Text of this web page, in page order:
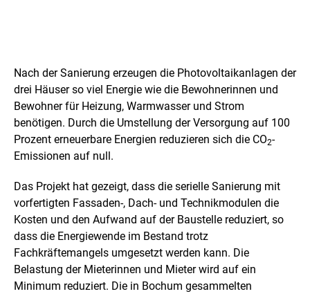
s
s
o
n
s
l
e
a
r
Nach der Sanierung erzeugen die Photovoltaikanlagen der
drei Häuser so viel Energie wie die Bewohnerinnen und
Bewohner für Heizung, Warmwasser und Strom
benötigen. Durch die Umstellung der Versorgung auf 100
Prozent erneuerbare Energien reduzieren sich die CO2-
Emissionen auf null.
Das Projekt hat gezeigt, dass die serielle Sanierung mit
vorfertigten Fassaden-, Dach- und Technikmodulen die
Kosten und den Aufwand auf der Baustelle reduziert, so
dass die Energiewende im Bestand trotz
Fachkräftemangels umgesetzt werden kann. Die
Belastung der Mieterinnen und Mieter wird auf ein
Minimum reduziert. Die in Bochum gesammelten